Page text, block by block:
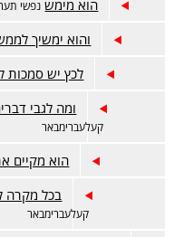
הוא מימש נפשי
והוא ימשיך
לכץ יש
ומה לגבי
קעלעברימבאר
הוא מקיים
בכל מקרה
קעלעברימבאר